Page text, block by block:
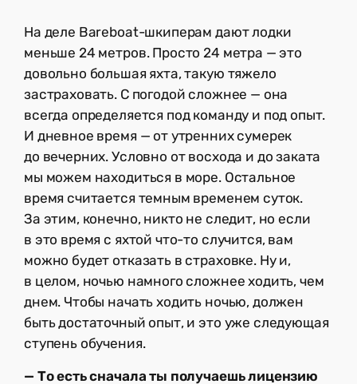
На деле Bareboat-шкиперам дают лодки
меньше 24 метров. Просто 24 метра — это
довольно большая яхта, такую тяжело
застраховать. С погодой сложнее — она
всегда определяется под команду и под опыт.
И дневное время — от утренних сумерек
до вечерних. Условно от восхода и до заката
мы можем находиться в море. Остальное
время считается темным временем суток.
За этим, конечно, никто не следит, но если
в это время с яхтой что-то случится, вам
можно будет отказать в страховке. Ну и,
в целом, ночью намного сложнее ходить, чем
днем. Чтобы начать ходить ночью, должен
быть достаточный опыт, и это уже следующая
ступень обучения.
— То есть сначала ты получаешь лицензию